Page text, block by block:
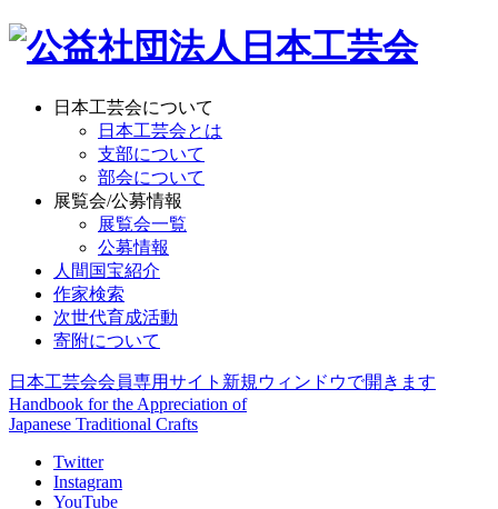
日本工芸会について
日本工芸会とは
支部について
部会について
展覧会/公募情報
展覧会一覧
公募情報
人間国宝紹介
作家検索
次世代育成活動
寄附について
日本工芸会会員専用サイト 新規ウィンドウで開きます
Handbook for the Appreciation of
Japanese Traditional Crafts
Twitter
Instagram
YouTube